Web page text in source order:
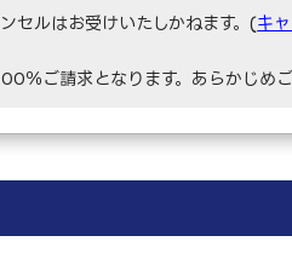
セルはお受けいたしかねます。(キ
％ご請求となります。あらかじめご